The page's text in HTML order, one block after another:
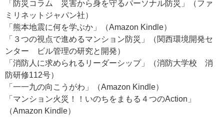
「防災コラム 災害から身を守るパーソナル防災」（ファ
ミリネットジャパン社）
「熊本地震に何を学ぶか」（Amazon Kindle）
「３つの視点で進めるマンション防災」（関西環境開発セ
ンター ビル管理の研究と開発）
「消防人に求められるリーダーシップ」（消防大学校 消
防研修112号）
「一一九の向こうがわ」（Amazon Kindle）
「マンション火災！！いのちをまもる４つのAction」
（Amazon Kindle）